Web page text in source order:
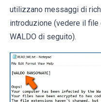
utilizzano messaggi di
introduzione (vedere il
WALDO di seguito).